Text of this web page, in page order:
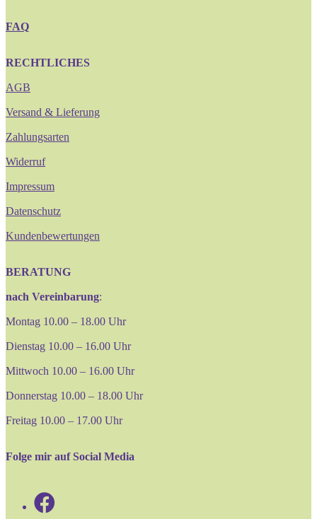
FAQ
RECHTLICHES
AGB
Versand & Lieferung
Zahlungsarten
Widerruf
Impressum
Datenschutz
Kundenbewertungen
BERATUNG
nach Vereinbarung:
Montag 10.00 – 18.00 Uhr
Dienstag 10.00 – 16.00 Uhr
Mittwoch 10.00 – 16.00 Uhr
Donnerstag 10.00 – 18.00 Uhr
Freitag 10.00 – 17.00 Uhr
Folge mir auf Social Media